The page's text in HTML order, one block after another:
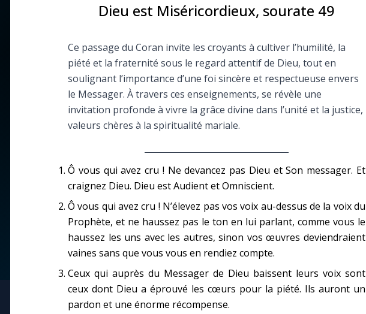
Les premiers samedis
Marie qui défait les
Me consacrer à Jésus
Mes intentions de
Contact
Dieu est Miséricordieux, sourate 49
Ce passage du Coran invite les croyants à cultiver l’humilité, la
piété et la fraternité sous le regard attentif de Dieu, tout en
soulignant l’importance d’une foi sincère et respectueuse envers
le Messager. À travers ces enseignements, se révèle une
invitation profonde à vivre la grâce divine dans l’unité et la justice,
valeurs chères à la spiritualité mariale.
Ô vous qui avez cru ! Ne devancez pas Dieu et Son messager. Et
craignez Dieu. Dieu est Audient et Omniscient.
Ô vous qui avez cru ! N’élevez pas vos voix au-dessus de la voix du
Prophète, et ne haussez pas le ton en lui parlant, comme vous le
haussez les uns avec les autres, sinon vos œuvres deviendraient
vaines sans que vous vous en rendiez compte.
Ceux qui auprès du Messager de Dieu baissent leurs voix sont
ceux dont Dieu a éprouvé les cœurs pour la piété. Ils auront un
pardon et une énorme récompense.